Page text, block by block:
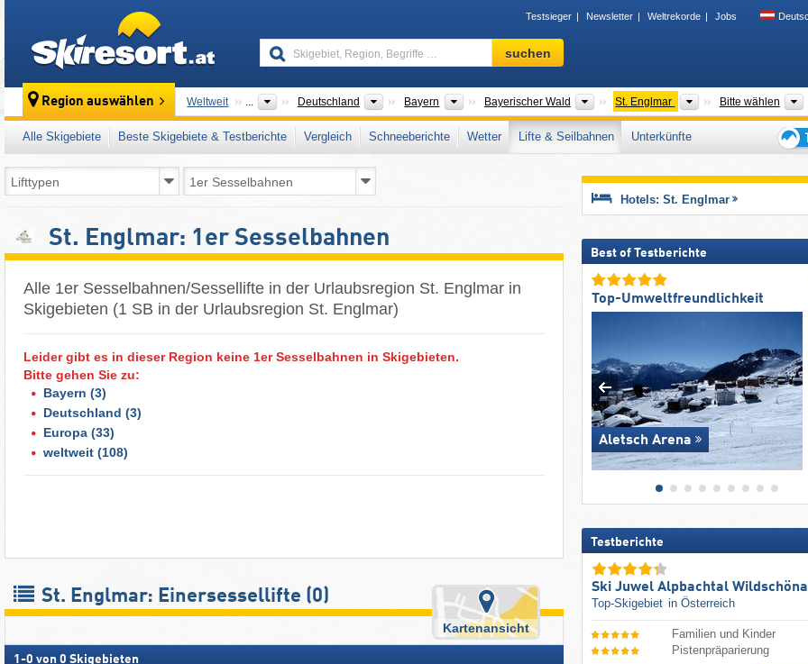
Testsieger Newsletter Weltrekorde Jobs
Skigebiet,
Region,
…
suchen
Region auswählen Weltweit ... Deutschland LänderBayern Bundesländer
Bayerischer Wald Gebirgszüge
St. Englmar Tourismusregionen
Bitte wählen
Alle Skigebiete Beste Skigebiete & Testberichte Vergleich Schneeberichte Wetter Lifte & Seilbahnen
Unterkünfte
für
St. Englmar: 1er Sesselbahnen
Alle 1er Sesselbahnen/Sessellifte in der Urlaubsregion St. Englmar in
Skigebieten (1 SB in der Urlaubsregion St. Englmar)
Leider gibt es in dieser Region keine 1er Sesselbahnen in Skigebieten.
Bitte gehen Sie zu:
Bayern (3)
Deutschland (3)
Europa (33)
weltweit (108)
St. Englmar: Einersessellifte (0)
Kartenansicht
1 -0 von 0 Skigebieten
Hotels: St. Englmar
Best of Testberichte
Top-Umweltfreundlichkeit
Aletsch Arena
Testberichte
Ski Juwel Alpbachtal
Top-Skigebiet in Österreich
Familien und Kinder
Pistenpräparierung